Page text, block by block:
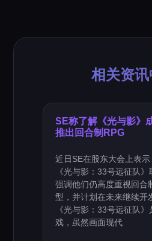
相关资
SE称了解《光与影》
推出回合制RPG
近日SE在股东大会上表示
《光与影：33号远征队
强调他们仍高度重视回合
型，并计划在未来继续开
《光与影：33号远征队
戏，虽然画面现代